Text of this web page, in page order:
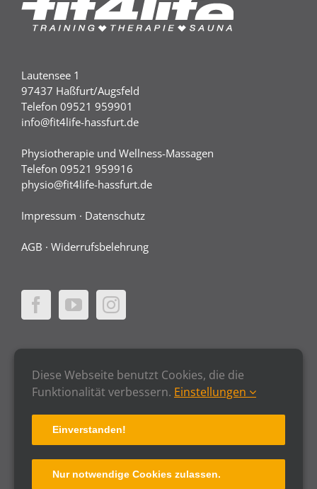
Lautensee 1
97437 Haßfurt/Augsfeld
Telefon 09521 959901
info@fit4life-hassfurt.de
Physiotherapie und Wellness-Massagen
Telefon 09521 959916
physio@fit4life-hassfurt.de
Impressum · Datenschutz
AGB · Widerrufsbelehrung
Diese Webseite benutzt Cookies, die die
Funktionalität verbessern. Einstellungen
Einverstanden!
Nur notwendige Cookies zulassen.